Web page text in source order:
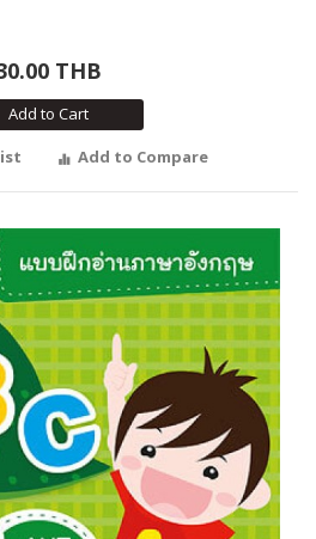
THB
Add to Cart
Add to Compare